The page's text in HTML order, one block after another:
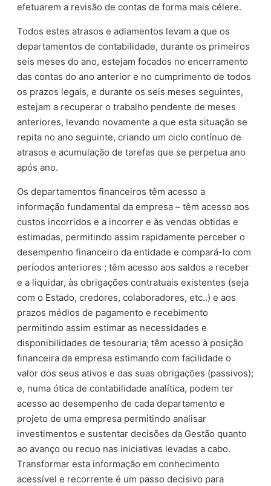
efetuarem a revisão de contas de forma mais célere.
Todos estes atrasos e adiamentos levam a que os
departamentos de contabilidade, durante os primeiros
seis meses do ano, estejam focados no encerramento
das contas do ano anterior e no cumprimento de todos
os prazos legais, e durante os seis meses seguintes,
estejam a recuperar o trabalho pendente de meses
anteriores, levando novamente a que esta situação se
repita no ano seguinte, criando um ciclo contínuo de
atrasos e acumulação de tarefas que se perpetua ano
após ano.
Os departamentos financeiros têm acesso a
informação fundamental da empresa – têm acesso aos
custos incorridos e a incorrer e às vendas obtidas e
estimadas, permitindo assim rapidamente perceber o
desempenho financeiro da entidade e compará-lo com
períodos anteriores ; têm acesso aos saldos a receber
e a liquidar, às obrigações contratuais existentes (seja
com o Estado, credores, colaboradores, etc..) e aos
prazos médios de pagamento e recebimento
permitindo assim estimar as necessidades e
disponibilidades de tesouraria; têm acesso à posição
financeira da empresa estimando com facilidade o
valor dos seus ativos e das suas obrigações (passivos);
e, numa ótica de contabilidade analítica, podem ter
acesso ao desempenho de cada departamento e
projeto de uma empresa permitindo analisar
investimentos e sustentar decisões da Gestão quanto
ao avanço ou recuo nas iniciativas levadas a cabo.
Transformar esta informação em conhecimento
acessível e recorrente é um passo decisivo para